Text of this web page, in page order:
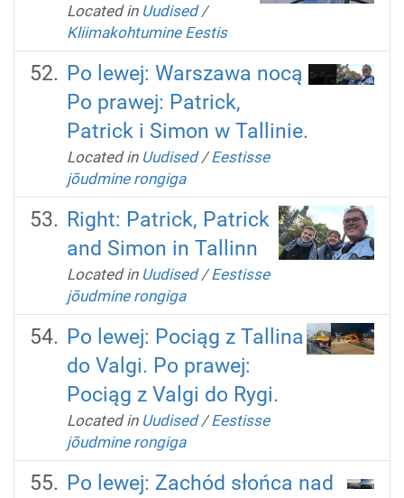
Located in Uudised /
Kliimakohtumine Eestis
Po lewej: Warszawa nocą
Po prawej: Patrick,
Patrick i Simon w Tallinie.
Located in Uudised /Eestisse
jõudmine rongiga
Right: Patrick, Patrick
and Simon in Tallinn
Located in Uudised /Eestisse
jõudmine rongiga
Po lewej: Pociąg z Tallina
do Valgi. Po prawej:
Pociąg z Valgi do Rygi.
Located in Uudised /Eestisse
jõudmine rongiga
Po lewej: Zachód słońca nad